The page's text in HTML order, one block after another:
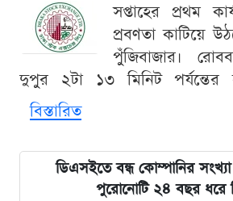
সপ্তাহের প্রথম
প্রবণতা কাটিয়ে
পুঁজিবাজার।
দুপুর ২টা ১৩ মিনিট পর্যন্তের
বিস্তারিত
ডিএসইতে বন্ধ কোম্পানির
পুরোনোটি ২৪ বছর ধরে